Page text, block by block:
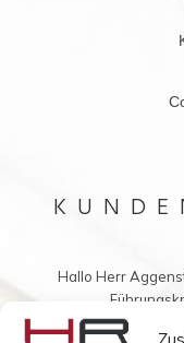
Hallo Herr
Vielleicht möchten